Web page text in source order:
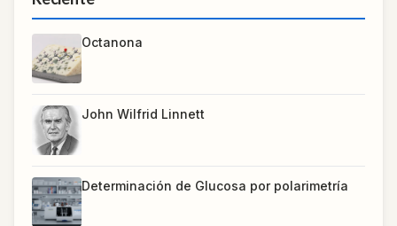
Octanona
John Wilfrid Linnett
Determinación de Glucosa por polarimetría